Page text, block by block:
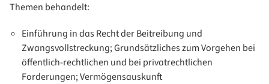
Themen behandelt:
Einführung in das Recht der Beitreibung und
Zwangsvollstreckung; Grundsätzliches zum Vorgehen bei
öffentlich-rechtlichen und bei privatrechtlichen
Forderungen; Vermögensauskunft